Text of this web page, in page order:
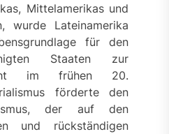
Mittelamerikas und
wurde Lateinamerika
für den
Staaten zur
im frühen 20.
förderte den
der auf den
und rückständigen